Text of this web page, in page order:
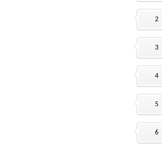
2
3
4
5
6